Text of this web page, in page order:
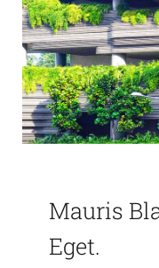
Mauris
Eget.